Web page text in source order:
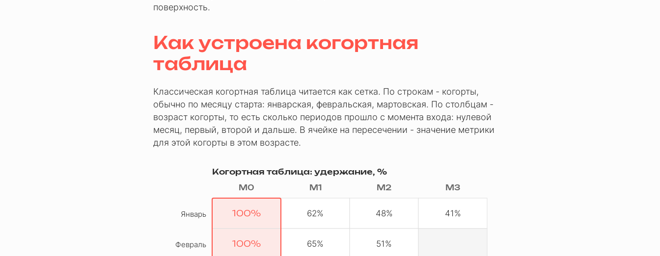
поверхность.
Как устроена когортная
таблица
Классическая когортная таблица читается как сетка. По строкам - когорты,
обычно по месяцу старта: январская, февральская, мартовская. По столбцам -
возраст когорты, то есть сколько периодов прошло с момента входа: нулевой
месяц, первый, второй и дальше. В ячейке на пересечении - значение метрики
для этой когорты в этом возрасте.
Когортная таблица: удержание, %
М0 М1 М2 М3
Январь
Февраль
100% 62% 48% 41%
100% 65% 51%